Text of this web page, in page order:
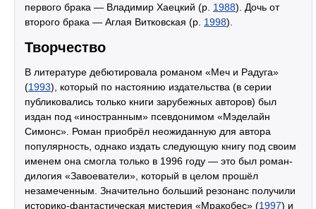
первого брака — Владимир Хаецкий (р. 1988). Дочь от
второго брака — Аглая Витковская (р. 1998).
Творчество
В литературе дебютировала романом «Меч и Радуга»
(1993), который по настоянию издательства (в серии
публиковались только книги зарубежных авторов) был
издан под «иностранным» псевдонимом «Мэделайн
Симонс». Роман приобрёл неожиданную для автора
популярность, однако издать следующую книгу под своим
именем она смогла только в 1996 году — это был роман-
дилогия «Завоеватели», который в целом прошёл
незамеченным. Значительно больший резонанс получили
историко-фантастическая мистерия «Мракобес» (1997) и